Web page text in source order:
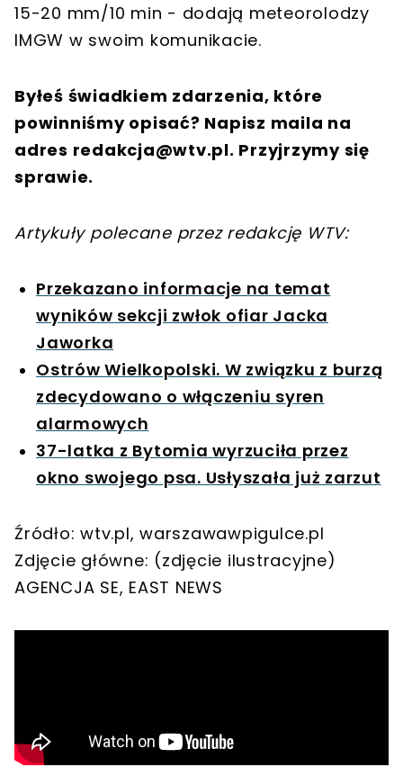
15-20 mm/10 min - dodają meteorolodzy
IMGW w swoim komunikacie.
Byłeś świadkiem zdarzenia, które
powinniśmy opisać? Napisz maila na
adres redakcja@wtv.pl. Przyjrzymy się
sprawie.
Artykuły polecane przez redakcję WTV:
Przekazano informacje na temat
wyników sekcji zwłok ofiar Jacka
Jaworka
Ostrów Wielkopolski. W związku z burzą
zdecydowano o włączeniu syren
alarmowych
37-latka z Bytomia wyrzuciła przez
okno swojego psa. Usłyszała już zarzut
Źródło: wtv.pl, warszawawpigulce.pl
Zdjęcie główne: (zdjęcie ilustracyjne)
AGENCJA SE, EAST NEWS